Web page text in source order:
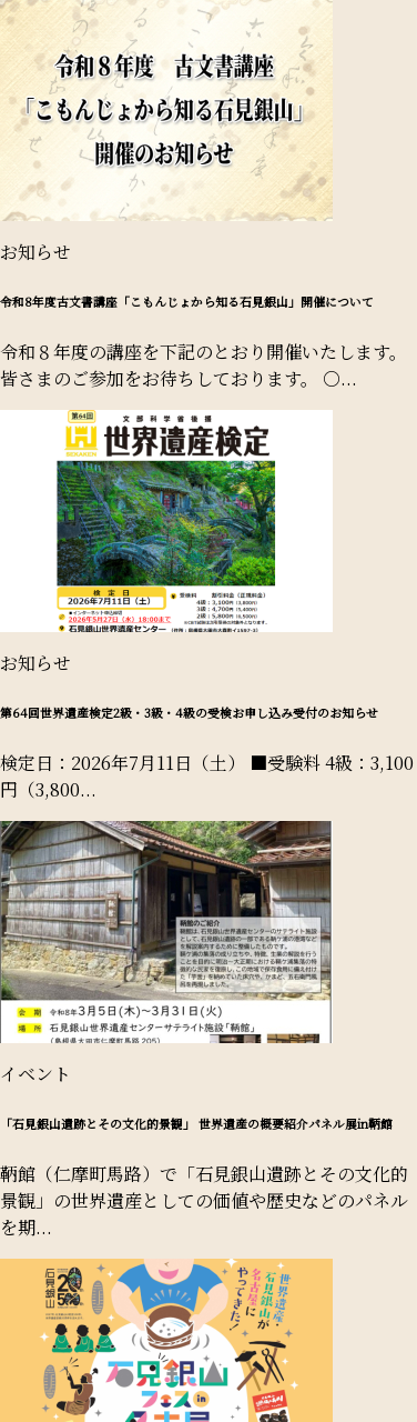
お知らせ
令和8年度古文書講座「こもんじょから知る石見銀山」開催について
令和８年度の講座を下記のとおり開催いたします。
皆さまのご参加をお待ちしております。 ○...
お知らせ
第64回世界遺産検定2級・3級・4級の受検お申し込み受付のお知らせ
検定日：2026年7月11日（土） ■受験料 4級：3,100
円（3,800...
イベント
「石見銀山遺跡とその文化的景観」 世界遺産の概要紹介パネル展in鞆館
鞆館（仁摩町馬路）で「石見銀山遺跡とその文化的
景観」の世界遺産としての価値や歴史などのパネル
を期...